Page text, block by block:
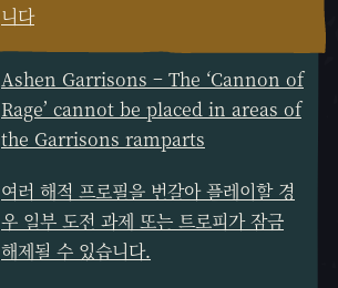
니다
Ashen Garrisons – The ‘Cannon of
Rage’ cannot be placed in areas of
the Garrisons ramparts
여러 해적 프로필을 번갈아 플레이할 경
우 일부 도전 과제 또는 트로피가 잠금
해제될 수 있습니다.